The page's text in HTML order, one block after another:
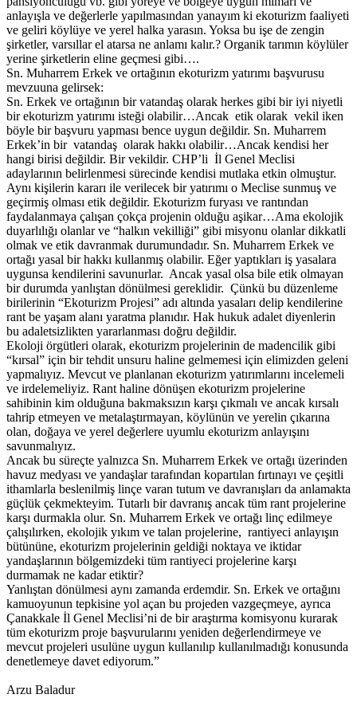
anlayışla ve değerlerle yapılmasından yanayım ki ekoturizm faaliyeti
ve geliri köylüye ve yerel halka yarasın. Yoksa bu işe de zengin
şirketler, varsıllar el atarsa ne anlamı kalır.? Organik tarımın köylüler
yerine şirketlerin eline geçmesi gibi….
Sn. Muharrem Erkek ve ortağının ekoturizm yatırımı başvurusu
mevzuuna gelirsek:
Sn. Erkek ve ortağının bir vatandaş olarak herkes gibi bir iyi niyetli
bir ekoturizm yatırımı isteği olabilir…Ancak etik olarak vekil iken
böyle bir başvuru yapması bence uygun değildir. Sn. Muharrem
Erkek’in bir vatandaş olarak hakkı olabilir…Ancak kendisi her
hangi birisi değildir. Bir vekildir. CHP’li İl Genel Meclisi
adaylarının belirlenmesi sürecinde kendisi mutlaka etkin olmuştur.
Aynı kişilerin kararı ile verilecek bir yatırımı o Meclise sunmuş ve
geçirmiş olması etik değildir. Ekoturizm furyası ve rantından
faydalanmaya çalışan çokça projenin olduğu aşikar…Ama ekolojik
duyarlılığı olanlar ve “halkın vekilliği” gibi misyonu olanlar dikkatli
olmak ve etik davranmak durumundadır. Sn. Muharrem Erkek ve
ortağı yasal bir hakkı kullanmış olabilir. Eğer yaptıkları iş yasalara
uygunsa kendilerini savunurlar. Ancak yasal olsa bile etik olmayan
bir durumda yanlıştan dönülmesi gereklidir. Çünkü bu düzenleme
birilerinin “Ekoturizm Projesi” adı altında yasaları delip kendilerine
rant be yaşam alanı yaratma planıdır. Hak hukuk adalet diyenlerin
bu adaletsizlikten yararlanması doğru değildir.
Ekoloji örgütleri olarak, ekoturizm projelerinin de madencilik gibi
“kırsal” için bir tehdit unsuru haline gelmemesi için elimizden geleni
yapmalıyız. Mevcut ve planlanan ekoturizm yatırımlarını incelemeli
ve irdelemeliyiz. Rant haline dönüşen ekoturizm projelerine
sahibinin kim olduğuna bakmaksızın karşı çıkmalı ve ancak kırsalı
tahrip etmeyen ve metalaştırmayan, köylünün ve yerelin çıkarına
olan, doğaya ve yerel değerlere uyumlu ekoturizm anlayışını
savunmalıyız.
Ancak bu süreçte yalnızca Sn. Muharrem Erkek ve ortağı üzerinden
havuz medyası ve yandaşlar tarafından kopartılan fırtınayı ve çeşitli
ithamlarla beslenilmiş linçe varan tutum ve davranışları da anlamakta
güçlük çekmekteyim. Tutarlı bir davranış ancak tüm rant projelerine
karşı durmakla olur. Sn. Muharrem Erkek ve ortağı linç edilmeye
çalışılırken, ekolojik yıkım ve talan projelerine, rantiyeci anlayışın
bütününe, ekoturizm projelerinin geldiği noktaya ve iktidar
yandaşlarının bölgemizdeki tüm rantiyeci projelerine karşı
durmamak ne kadar etiktir?
Yanlıştan dönülmesi aynı zamanda erdemdir. Sn. Erkek ve ortağını
kamuoyunun tepkisine yol açan bu projeden vazgeçmeye, ayrıca
Çanakkale İl Genel Meclisi’ni de bir araştırma komisyonu kurarak
tüm ekoturizm proje başvurularını yeniden değerlendirmeye ve
mevcut projeleri usulüne uygun kullanılıp kullanılmadığı konusunda
denetlemeye davet ediyorum.”
Arzu Baladur